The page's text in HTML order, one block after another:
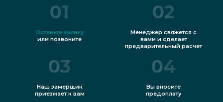
01
Оставьте заявку
или позвоните
02
Менеджер свяжется с
вами и сделает
предварительный расчет
03
Наш замерщик
приезжает к вам
04
Вы вносите
предоплату